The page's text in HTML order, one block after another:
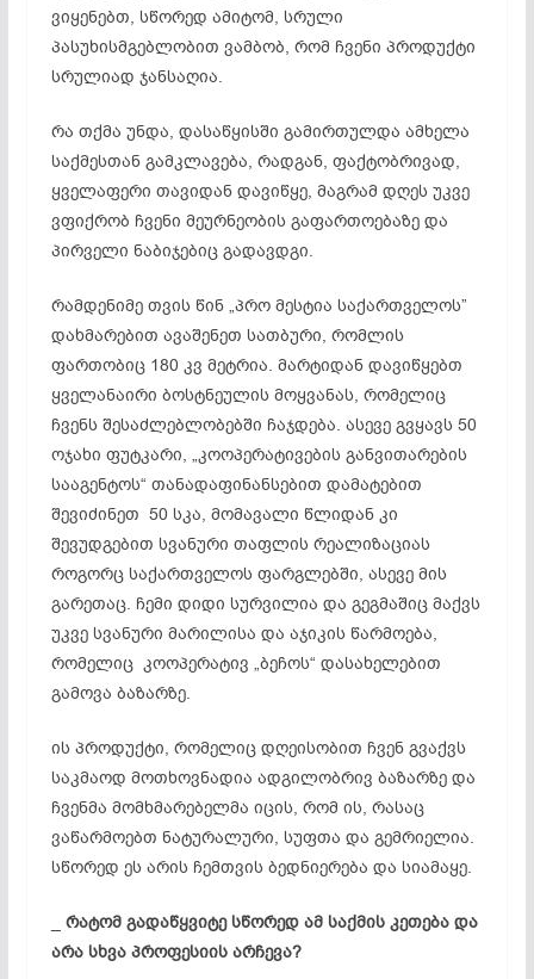
ვიყენებთ, სწორედ ამიტომ, სრული
პასუხისმგებლობით ვამბობ, რომ ჩვენი პროდუქტი
სრულიად ჯანსაღია.
რა თქმა უნდა, დასაწყისში გამირთულდა ამხელა
საქმესთან გამკლავება, რადგან, ფაქტობრივად,
ყველაფერი თავიდან დავიწყე, მაგრამ დღეს უკვე
ვფიქრობ ჩვენი მეურნეობის გაფართოებაზე და
პირველი ნაბიჯებიც გადავდგი.
რამდენიმე თვის წინ „პრო მესტია საქართველოს”
დახმარებით ავაშენეთ სათბური, რომლის
ფართობიც 180 კვ მეტრია. მარტიდან დავიწყებთ
ყველანაირი ბოსტნეულის მოყვანას, რომელიც
ჩვენს შესაძლებლობებში ჩაჯდება. ასევე გვყავს 50
ოჯახი ფუტკარი, „კოოპერატივების განვითარების
სააგენტოს“ თანადაფინანსებით დამატებით
შევიძინეთ 50 სკა, მომავალი წლიდან კი
შევუდგებით სვანური თაფლის რეალიზაციას
როგორც საქართველოს ფარგლებში, ასევე მის
გარეთაც. ჩემი დიდი სურვილია და გეგმაშიც მაქვს
უკვე სვანური მარილისა და აჯიკის წარმოება,
რომელიც კოოპერატივ „ბეჩოს“ დასახელებით
გამოვა ბაზარზე.
ის პროდუქტი, რომელიც დღეისობით ჩვენ გვაქვს
საკმაოდ მოთხოვნადია ადგილობრივ ბაზარზე და
ჩვენმა მომხმარებელმა იცის, რომ ის, რასაც
ვაწარმოებთ ნატურალური, სუფთა და გემრიელია.
სწორედ ეს არის ჩემთვის ბედნიერება და სიამაყე.
რატომ გადაწყვიტე სწორედ ამ საქმის კეთება და
არა სხვა პროფესიის არჩევა?